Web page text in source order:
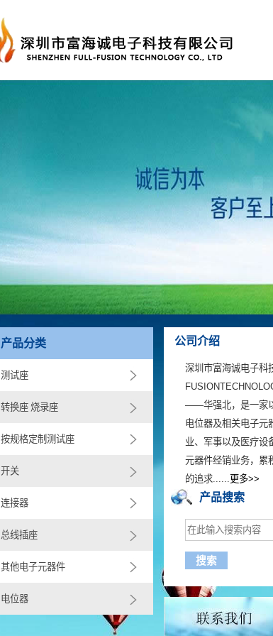
产品分类
测试座
转换座 烧录座
按规格定制测试座
开关
连接器
总线插座
其他电子元器件
电位器
公司介绍
深圳市富海诚电子科
——华强北，是一家
电位器及相关电子元
业、军事以及医疗设
元器件经销业务，累
的追求...... 更多>>
产品搜索